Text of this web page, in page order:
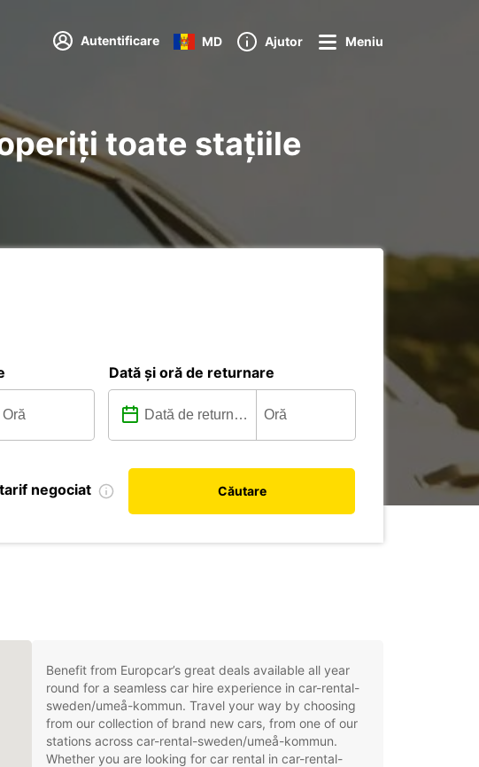
Autentificare MD Ajutor Meniu
toate stațiile
Dată și oră de returnare
negociat Căutare
Benefit from Europcar’s great deals available all year
round for a seamless car hire experience in car-rental-
sweden/umeå-kommun. Travel your way by choosing
from our collection of brand new cars, from one of our
stations across car-rental-sweden/umeå-kommun.
Whether you are looking for car rental in car-rental-